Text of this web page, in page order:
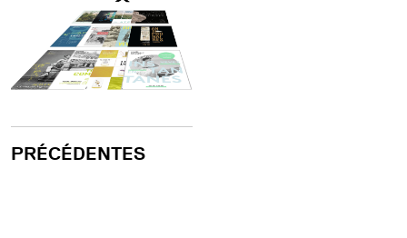
PRÉCÉDENTES